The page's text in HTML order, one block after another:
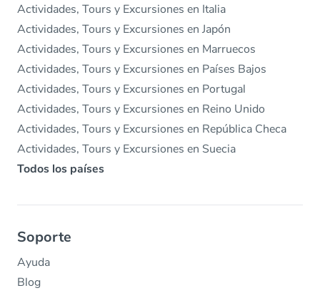
Actividades, Tours y Excursiones en Italia
Actividades, Tours y Excursiones en Japón
Actividades, Tours y Excursiones en Marruecos
Actividades, Tours y Excursiones en Países Bajos
Actividades, Tours y Excursiones en Portugal
Actividades, Tours y Excursiones en Reino Unido
Actividades, Tours y Excursiones en República Checa
Actividades, Tours y Excursiones en Suecia
Todos los países
Soporte
Ayuda
Blog